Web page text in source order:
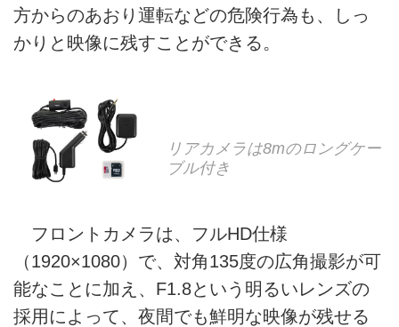
方からのあおり運転などの危険行為も、しっ
かりと映像に残すことができる。
リアカメラは8mのロングケー
ブル付き
フロントカメラは、フルHD仕様
（1920×1080）で、対角135度の広角撮影が可
能なことに加え、F1.8という明るいレンズの
採用によって、夜間でも鮮明な映像が残せる